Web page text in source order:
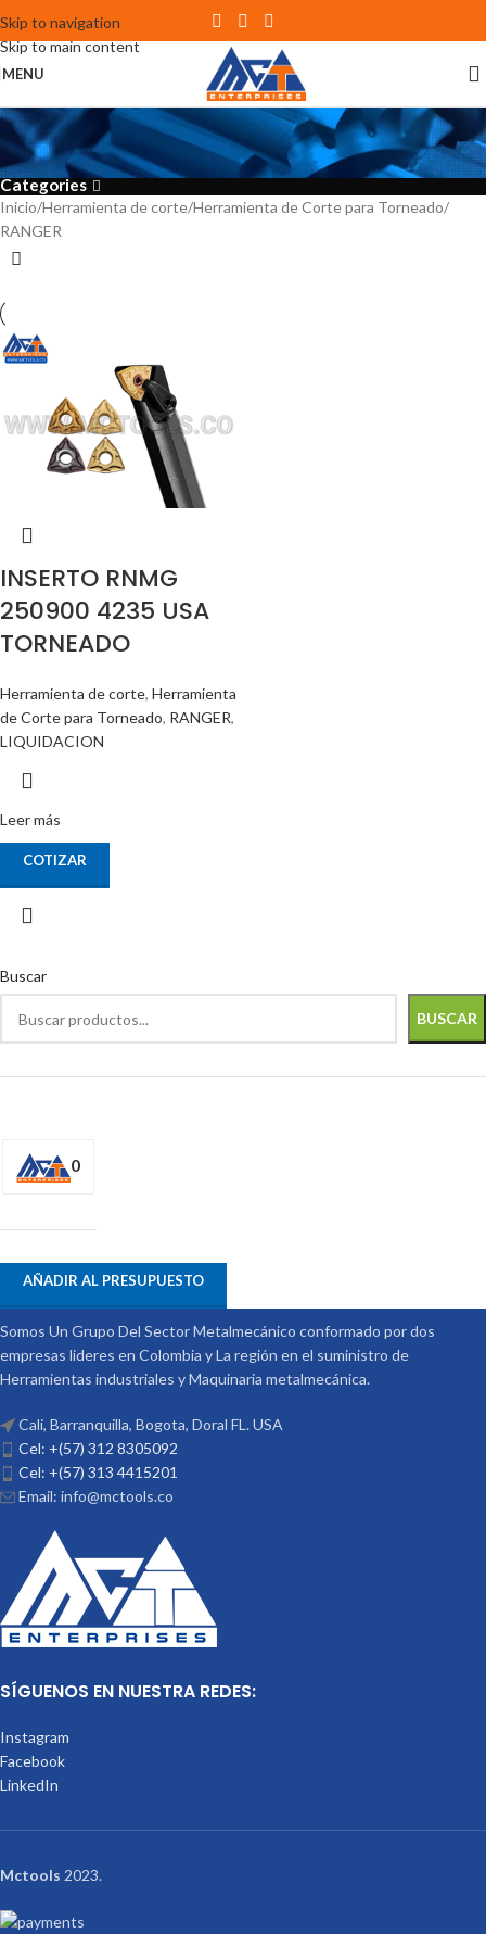
Skip to navigation
Skip to main content
MENU
RANGER
Categories
Buscar
BUSCAR
0
AÑADIR AL PRESUPUESTO
Inicio Herramienta de corte Herramienta de Corte para Torneado
RANGER
INSERTO RNMG
250900 4235 USA
TORNEADO
Herramienta de corte, Herramienta
de Corte para Torneado, RANGER,
LIQUIDACION
Leer más
COTIZAR
Somos Un Grupo Del Sector Metalmecánico conformado por dos
empresas lideres en Colombia y La región en el suministro de
Herramientas industriales y Maquinaria metalmecánica.
Cali, Barranquilla, Bogota, Doral FL. USA
Cel: +(57) 312 8305092
Cel: +(57) 313 4415201
Email: info@mctools.co
SÍGUENOS EN NUESTRA REDES:
Instagram
Facebook
LinkedIn
Mctools 2023.